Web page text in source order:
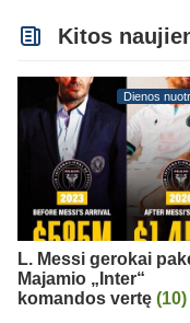
Kitos
Dienos
L. Messi gerokai
Majamio „Inter“
komandos vertę (10)